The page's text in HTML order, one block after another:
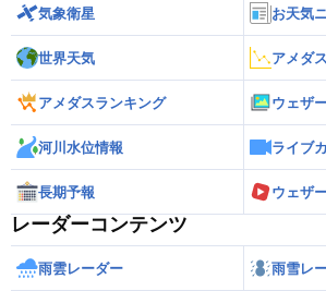
気象衛星 お天気
世界天気 アメダ
アメダスランキング ウェザ
河川水位情報 ライブ
長期予報 ウェザ
レーダーコンテンツ
雨雲レーダー 雨雪レ